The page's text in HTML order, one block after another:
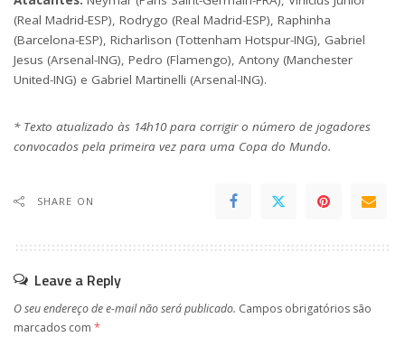
(Real Madrid-ESP), Rodrygo (Real Madrid-ESP), Raphinha
(Barcelona-ESP), Richarlison (Tottenham Hotspur-ING), Gabriel
Jesus (Arsenal-ING), Pedro (Flamengo), Antony (Manchester
United-ING) e Gabriel Martinelli (Arsenal-ING).
* Texto atualizado às 14h10 para corrigir o número de jogadores
convocados pela primeira vez para uma Copa do Mundo.
SHARE ON
Leave a Reply
O seu endereço de e-mail não será publicado. Campos obrigatórios são
marcados com *